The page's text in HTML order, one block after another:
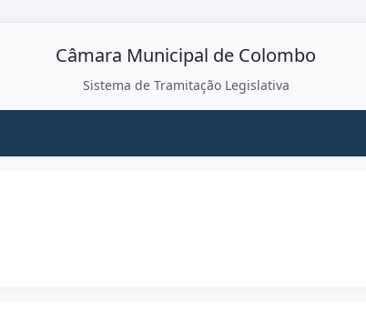
Câmara Municipal de Colombo
Sistema de Tramitação Legislativa